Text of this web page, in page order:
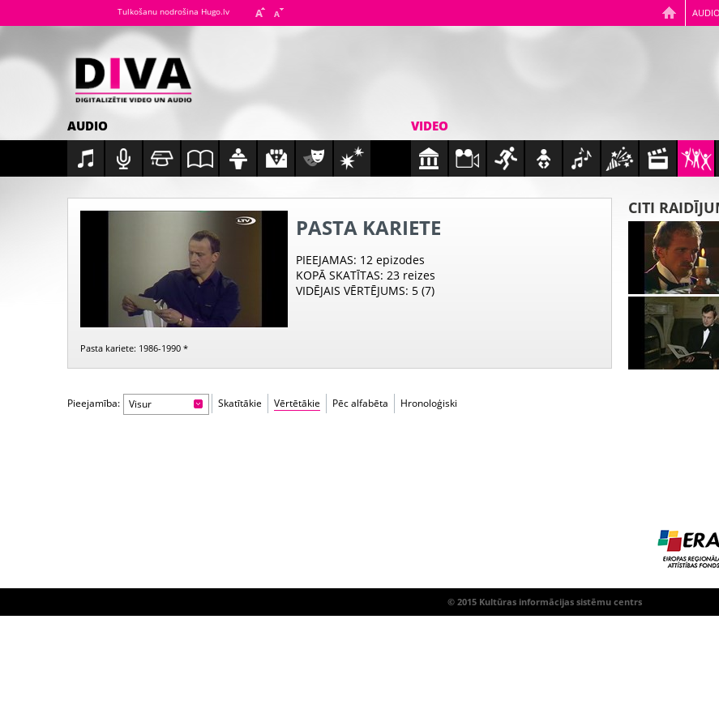
Tulkošanu nodrošina Hugo.lv
AUDIO VIDEO
PASTA KARIETE
PIEEJAMAS: 12 epizodes
KOPĀ SKATĪTAS: 23 reizes
VIDĒJAIS VĒRTĒJUMS: 5 (7)
Pasta kariete: 1986-1990 *
CITI
Pieejamība: Visur Skatītākie Vērtētākie Pēc alfabēta Hronoloģiski
© 2015 Kultūras informācijas sistēmu centrs